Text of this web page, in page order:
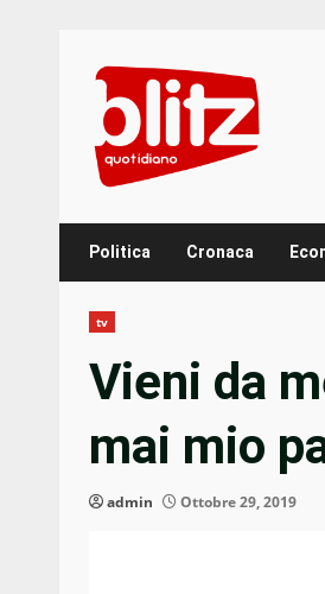
content
Politica Cronaca
tv
Vieni da
mai mio
admin Ottobre 29, 2019